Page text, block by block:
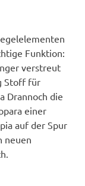
Funktion:
verstreut
Stoff für
Drannoch die
einer
auf der Spur
neuen